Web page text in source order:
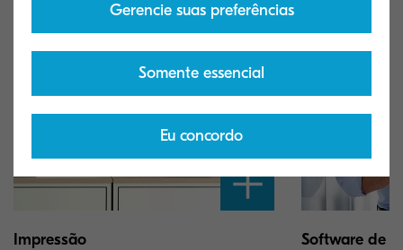
Impressão Software de
Gerencie suas preferências
Somente essencial
Eu concordo